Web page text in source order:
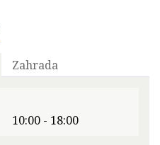
Zahrada
10:00 - 18:00